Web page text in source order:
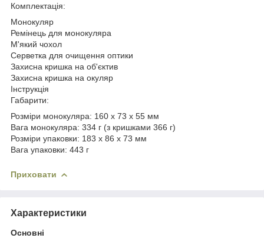
Комплектація:
Монокуляр
Ремінець для монокуляра
М'який чохол
Серветка для очищення оптики
Захисна кришка на об'єктив
Захисна кришка на окуляр
Інструкція
Габарити:
Розміри монокуляра: 160 x 73 x 55 мм
Вага монокуляра: 334 г (з кришками 366 г)
Розміри упаковки: 183 x 86 x 73 мм
Вага упаковки: 443 г
Приховати
Характеристики
Основні